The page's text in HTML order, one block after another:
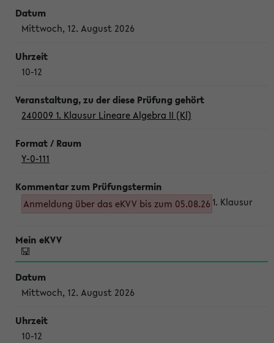
Mittwoch, 12. August 2026
10-12
240009 1. Klausur Lineare Algebra II (Kl)
Y-0-111
Anmeldung über das eKVV bis zum 05.08.26 1. Klausur
Mittwoch, 12. August 2026
10-12